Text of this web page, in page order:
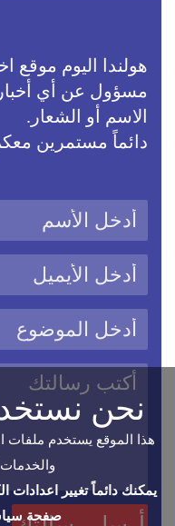
هولندا اليوم موقع
مسؤول عن أي
الاسم أو الشعار.
دائماً مستمرين
نحن
هذا الموقع يستخدم ملفات
يمكنك دائماً تغيير اعدادات
صفحة